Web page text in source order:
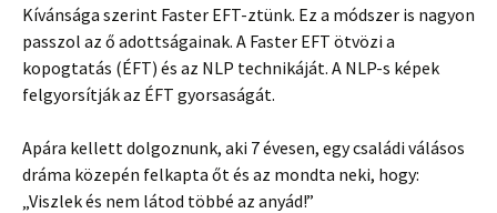
Kívánsága szerint Faster EFT-ztünk. Ez a módszer is nagyon
passzol az ő adottságainak. A Faster EFT ötvözi a
kopogtatás (ÉFT) és az NLP technikáját. A NLP-s képek
felgyorsítják az ÉFT gyorsaságát.
Apára kellett dolgoznunk, aki 7 évesen, egy családi válásos
dráma közepén felkapta őt és az mondta neki, hogy:
„Viszlek és nem látod többé az anyád!”